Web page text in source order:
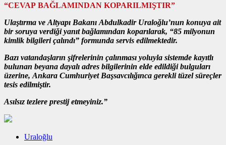
“CEVAP BAĞLAMINDAN KOPARILMIŞTIR”
Ulaştırma ve Altyapı Bakanı Abdulkadir Uraloğlu’nun konuya ait
bir soruya verdiği yanıt bağlamından koparılarak, “85 milyonun
kimlik bilgileri çalındı” formunda servis edilmektedir.
Bazı vatandaşların şifrelerinin çalınması yoluyla sistemde kayıtlı
bulunan beyana dayalı adres bilgilerinin elde edildiği bulguları
üzerine, Ankara Cumhuriyet Başsavcılığınca gerekli tüzel süreçler
tesis edilmiştir.
Asılsız tezlere prestij etmeyiniz.”
Uraloğlu